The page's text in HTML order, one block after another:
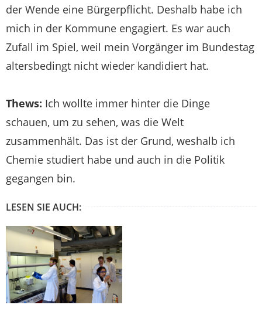
der Wende eine Bürgerpflicht. Deshalb habe ich
mich in der Kommune engagiert. Es war auch
Zufall im Spiel, weil mein Vorgänger im Bundestag
altersbedingt nicht wieder kandidiert hat.
Thews: Ich wollte immer hinter die Dinge
schauen, um zu sehen, was die Welt
zusammenhält. Das ist der Grund, weshalb ich
Chemie studiert habe und auch in die Politik
gegangen bin.
LESEN SIE AUCH: